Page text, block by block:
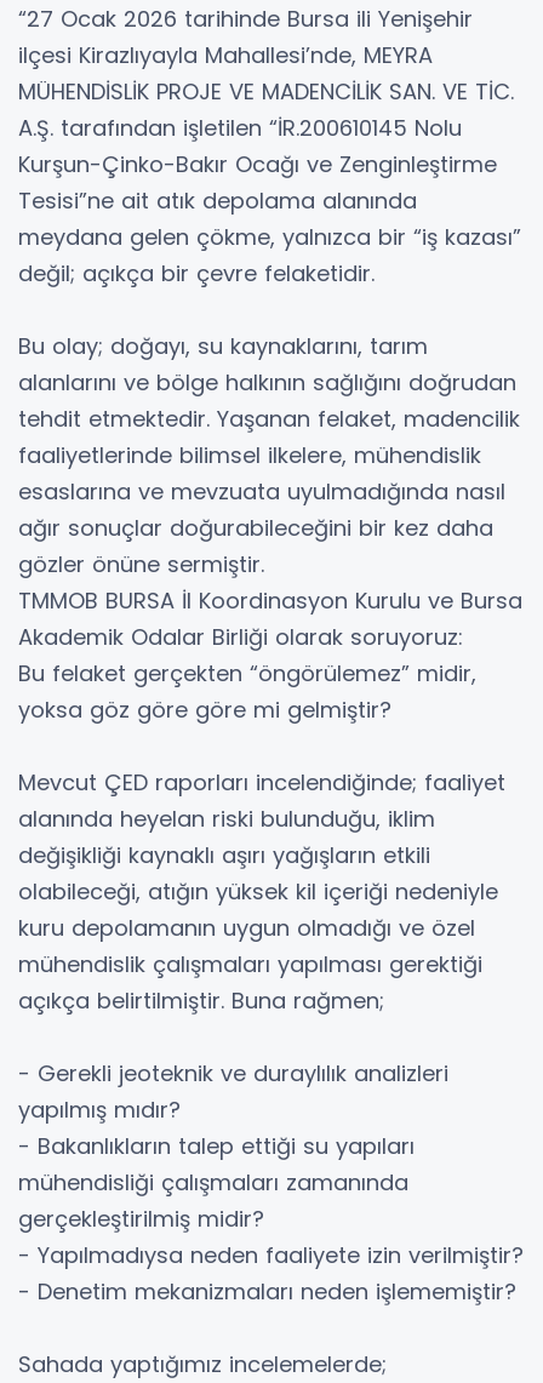
“27 Ocak 2026 tarihinde Bursa ili Yenişehir
ilçesi Kirazlıyayla Mahallesi’nde, MEYRA
MÜHENDİSLİK PROJE VE MADENCİLİK SAN. VE TİC.
A.Ş. tarafından işletilen “İR.200610145 Nolu
Kurşun-Çinko-Bakır Ocağı ve Zenginleştirme
Tesisi”ne ait atık depolama alanında
meydana gelen çökme, yalnızca bir “iş kazası”
değil; açıkça bir çevre felaketidir.
Bu olay; doğayı, su kaynaklarını, tarım
alanlarını ve bölge halkının sağlığını doğrudan
tehdit etmektedir. Yaşanan felaket, madencilik
faaliyetlerinde bilimsel ilkelere, mühendislik
esaslarına ve mevzuata uyulmadığında nasıl
ağır sonuçlar doğurabileceğini bir kez daha
gözler önüne sermiştir.
TMMOB BURSA İl Koordinasyon Kurulu ve Bursa
Akademik Odalar Birliği olarak soruyoruz:
Bu felaket gerçekten “öngörülemez” midir,
yoksa göz göre göre mi gelmiştir?
Mevcut ÇED raporları incelendiğinde; faaliyet
alanında heyelan riski bulunduğu, iklim
değişikliği kaynaklı aşırı yağışların etkili
olabileceği, atığın yüksek kil içeriği nedeniyle
kuru depolamanın uygun olmadığı ve özel
mühendislik çalışmaları yapılması gerektiği
açıkça belirtilmiştir. Buna rağmen;
- Gerekli jeoteknik ve duraylılık analizleri
yapılmış mıdır?
- Bakanlıkların talep ettiği su yapıları
mühendisliği çalışmaları zamanında
gerçekleştirilmiş midir?
- Yapılmadıysa neden faaliyete izin verilmiştir?
- Denetim mekanizmaları neden işlememiştir?
Sahada yaptığımız incelemelerde;